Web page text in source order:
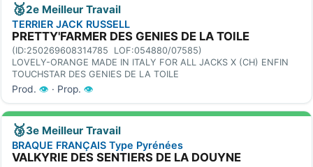
🥈2e Meilleur Travail
TERRIER JACK RUSSELL
PRETTY'FARMER DES GENIES DE LA TOILE
(ID:250269608314785 LOF:054880/07585)
LOVELY-ORANGE MADE IN ITALY FOR ALL JACKS X (CH) ENFIN
TOUCHSTAR DES GENIES DE LA TOILE
Prod. 👁 · Prop. 👁
🥉3e Meilleur Travail
BRAQUE FRANÇAIS Type Pyrénées
VALKYRIE DES SENTIERS DE LA DOUYNE